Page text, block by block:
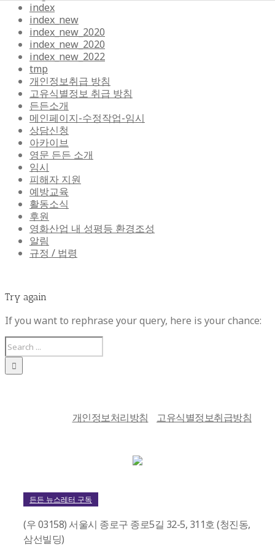
index
index_new
index_new_2020
index_new_2020
index_new_2022
tmp
개인정보취급 방침
고유식별정보 취급 방침
든든소개
메인페이지-수정작업-임시
상담신청
아카이브
영문 든든 소개
임시
피해자 지원
예방교육
활동소식
후원
영화산업 내 성평등 환경조성
알림
규정 / 법령
Try again
If you want to rephrase your query, here is your chance:
개인정보처리방침 고유식별정보취급방침
든든 뉴스레터 구독
(우 03158) 서울시 종로구 종로5길 32-5, 311호 (청진동,
삼선빌딩)